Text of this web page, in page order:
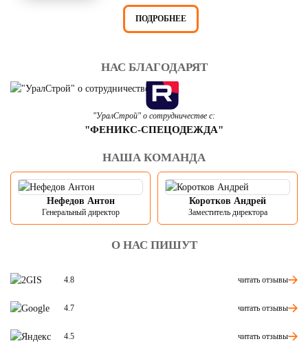
ПОДРОБНЕЕ
НАС БЛАГОДАРЯТ
"УралСтрой" о сотрудничестве с:
"ФЕНИКС-СПЕЦОДЕЖДА"
НАША КОМАНДА
Нефедов Антон
Генеральный директор
Коротков Андрей
Заместитель директора
О НАС ПИШУТ
4.8 читать отзывы
4.7 читать отзывы
4.5 читать отзывы